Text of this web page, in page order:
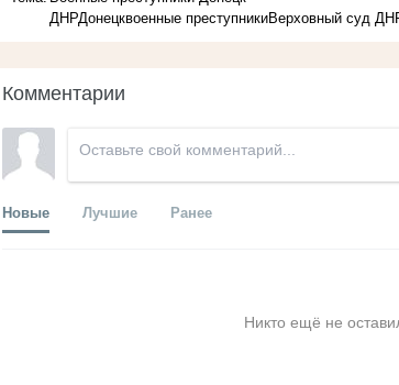
ДНРДонецквоенные преступникиВерховный суд
Комментарии
Новые Лучшие Ранее
Никто ещё не